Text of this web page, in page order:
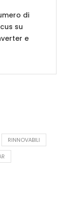
di
su
e
RINNOVABILI